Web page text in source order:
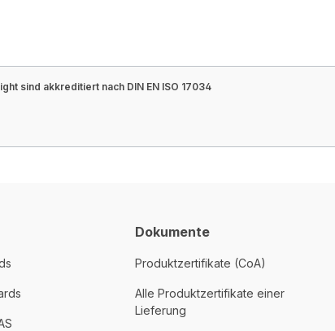
sind akkreditiert nach DIN EN ISO 17034
Dokumente
Produktzertifikate (CoA)
Alle Produktzertifikate einer
Lieferung